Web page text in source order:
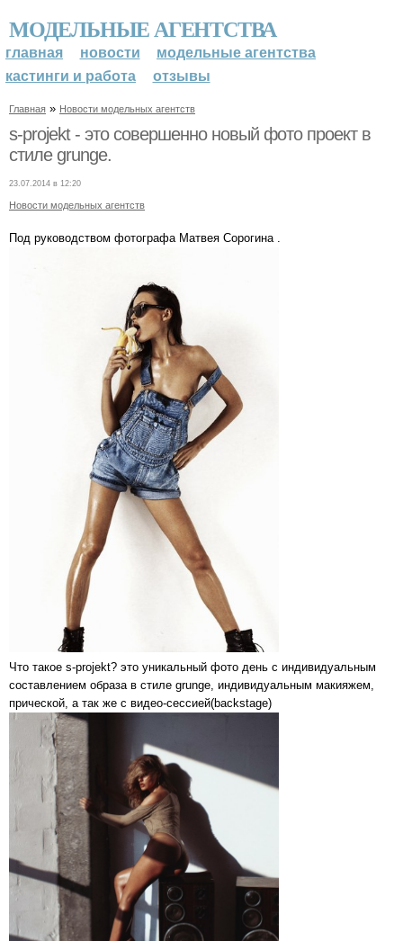
МОДЕЛЬНЫЕ АГЕНТСТВА
главная новости
модельные агентства
кастинги и работа
отзывы
Главная » Новости модельных агентств
s-projekt - это совершенно новый фото проект в
стиле grunge.
23.07.2014 в 12:20
Новости модельных агентств
Под руководством фотографа Матвея Сорогина .
Что такое s-projekt? это уникальный фото день с индивидуальным
составлением образа в стиле grunge, индивидуальным макияжем,
прической, а так же с видео-сессией(backstage)